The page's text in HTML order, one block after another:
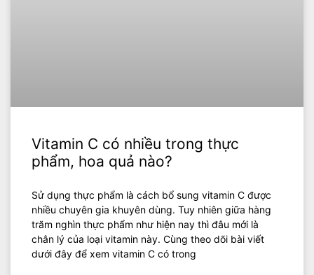
Vitamin C có nhiều trong thực
phẩm, hoa quả nào?
Sử dụng thực phẩm là cách bổ sung vitamin C được
nhiều chuyên gia khuyên dùng. Tuy nhiên giữa hàng
trăm nghìn thực phẩm như hiện nay thì đâu mới là
chân lý của loại vitamin này. Cùng theo dõi bài viết
dưới đây để xem vitamin C có trong